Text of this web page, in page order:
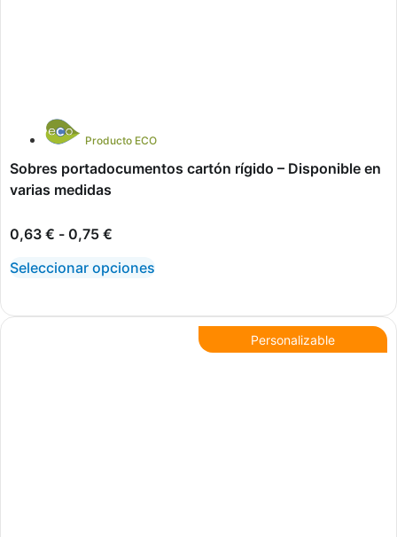
Producto ECO
Sobres portadocumentos cartón rígido – Disponible en
varias medidas
0,63 € - 0,75 €
Seleccionar opciones
Personalizable